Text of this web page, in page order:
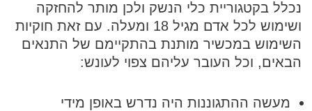
נכלל בקטגוריית כלי הנשק ולכן מותר להחזקה
ושימוש לכל אדם מגיל 18 ומעלה. עם זאת חוקיות
השימוש במכשיר מותנת בהתקיימם של התנאים
הבאים, וכל העובר עליהם צפוי לעונש:
מעשה ההתגוננות היה נדרש באופן מידי